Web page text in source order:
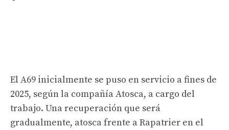
El A69 inicialmente se puso en servicio a fines de
2025, según la compañía Atosca, a cargo del
trabajo. Una recuperación que será
gradualmente, atosca frente a Rapatrier en el